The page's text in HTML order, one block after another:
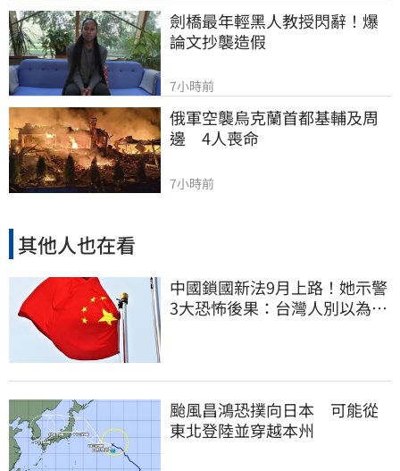
劍橋最年輕黑人教授閃辭！爆
論文抄襲造假
7小時前
俄軍空襲烏克蘭首都基輔及周
邊　4人喪命
7小時前
其他人也在看
中國鎖國新法9月上路！她示警
3大恐怖後果：台灣人別以為是
颱風昌鴻恐撲向日本 可能從
東北登陸並穿越本州